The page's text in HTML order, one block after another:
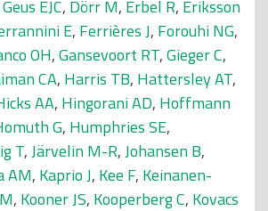
EJC, Dörr M, Erbel R, Eriksson
E, Ferrières J, Forouhi NG,
OH,Gansevoort RT,Gieger C,
CA, Harris TB, Hattersley AT,
AA, Hingorani AD, Hoffmann
G, Humphries SE,
T,Järvelin M-R,Johansen B,
AM, Kaprio J, Kee F, Keinanen-
, Kooner JS, Kooperberg C, Kovacs